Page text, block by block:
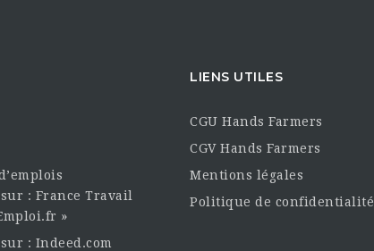
: France Travail
»
: Indeed.com
LIENS UTILES
CGU Hands Farmers
CGV Hands Farmers
Mentions légales
Politique de confidentialité